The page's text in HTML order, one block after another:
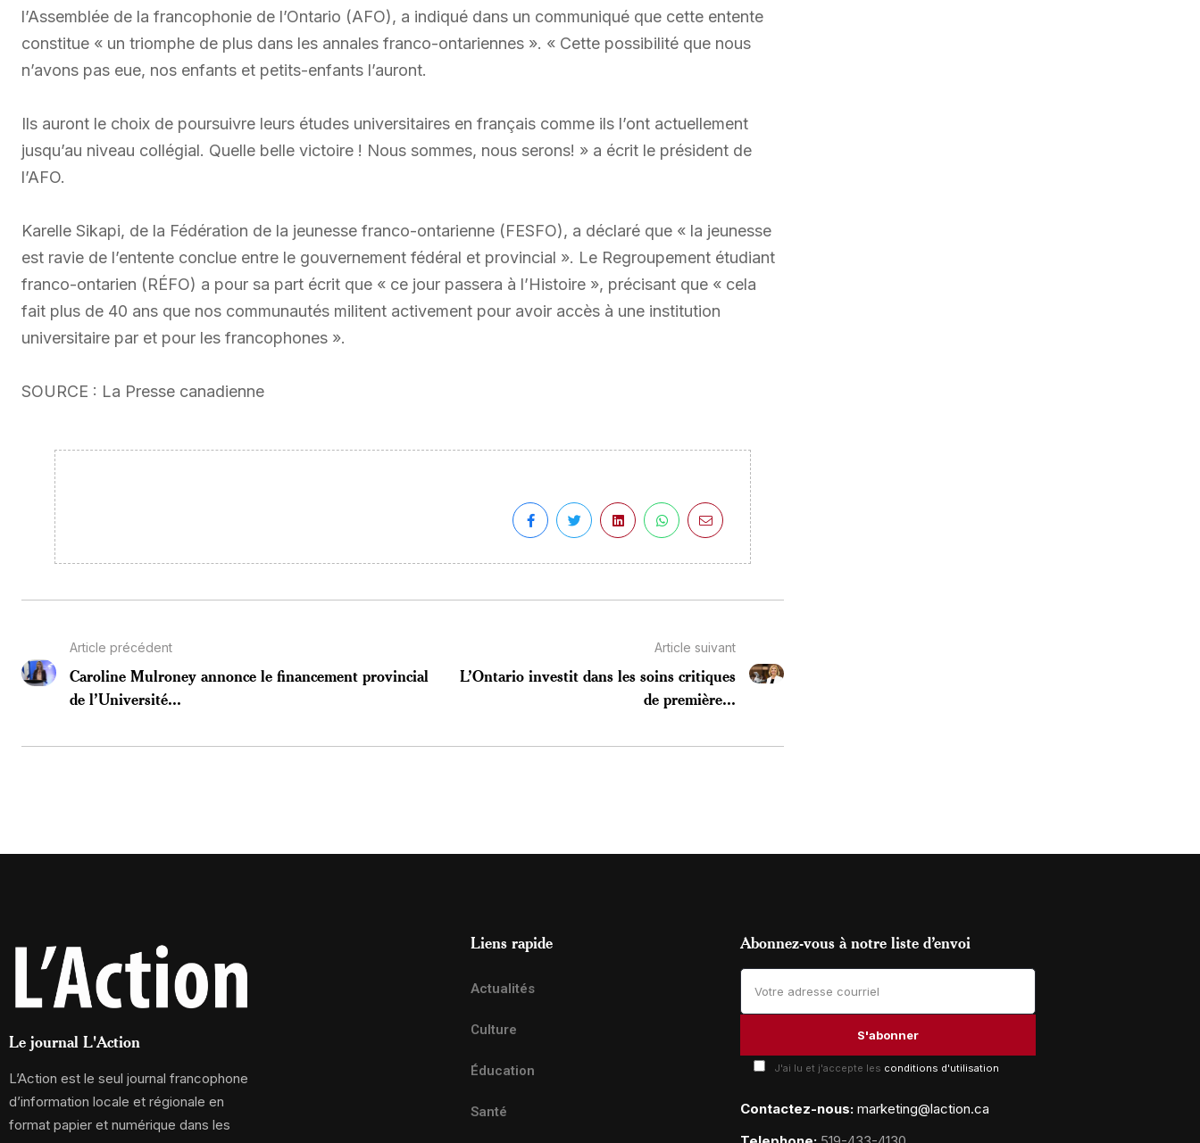
l’Assemblée de la francophonie de l’Ontario (AFO), a indiqué dans un communiqué que cette entente
constitue « un triomphe de plus dans les annales franco-ontariennes ». « Cette possibilité que nous
n’avons pas eue, nos enfants et petits-enfants l’auront.
Ils auront le choix de poursuivre leurs études universitaires en français comme ils l’ont actuellement
jusqu’au niveau collégial. Quelle belle victoire ! Nous sommes, nous serons! » a écrit le président de
l’AFO.
Karelle Sikapi, de la Fédération de la jeunesse franco-ontarienne (FESFO), a déclaré que « la jeunesse
est ravie de l’entente conclue entre le gouvernement fédéral et provincial ». Le Regroupement étudiant
franco-ontarien (RÉFO) a pour sa part écrit que « ce jour passera à l’Histoire », précisant que « cela
fait plus de 40 ans que nos communautés militent activement pour avoir accès à une institution
universitaire par et pour les francophones ».
SOURCE : La Presse canadienne
Article précédent
Caroline Mulroney annonce le financement provincial
de l’Université...
Article suivant
L’Ontario investit dans les soins critiques
de première...
Le journal L'Action
L’Action est le seul journal francophone
d’information locale et régionale en
format papier et numérique dans les
Liens rapide
Actualités
Culture
Éducation
Santé
Abonnez-vous à notre liste d’envoi
J'ai lu et j'accepte les conditions d'utilisation
Contactez-nous: marketing@laction.ca